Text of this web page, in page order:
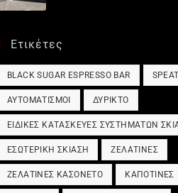
Ετικέτες
BLACK SUGAR ESPRESSO BAR
ΑΥΤΟΜΑΤΙΣΜΟΊ ΔΎΡΙΚΤΟ
ΕΙΔΙΚΈΣ ΚΑΤΑΣΚΕΥΈΣ ΣΥΣΤΗΜΆΤΩΝ
ΕΣΩΤΕΡΙΚΉ ΣΚΊΑΣΗ ΖΕΛΑΤΊΝΕΣ
ΖΕΛΑΤΊΝΕΣ ΚΑΣΟΝΈΤΟ ΚΑΠΟΤΊΝΕΣ